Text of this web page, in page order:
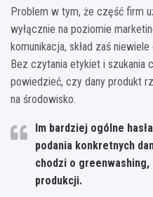
Problem w tym, że część firm
wyłącznie na poziomie
komunikacja, skład zaś
Bez czytania etykiet i szukania
powiedzieć, czy dany produkt
na środowisko.
Im bardziej ogólne
podania konkretnych
chodzi o greenwashing,
produkcji.